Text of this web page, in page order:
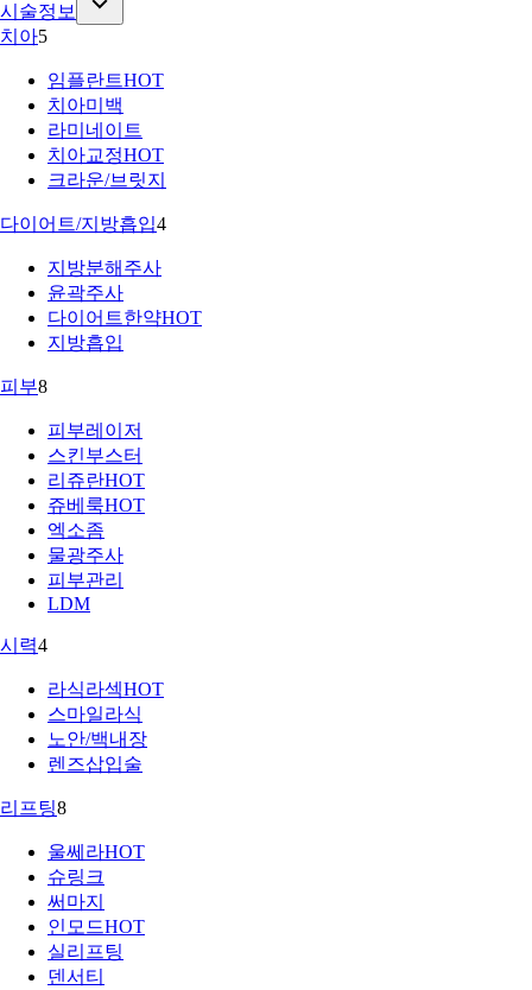
시술정보
치아5
임플란트HOT
치아미백
라미네이트
치아교정HOT
크라운/브릿지
다이어트/지방흡입4
지방분해주사
윤곽주사
다이어트한약HOT
지방흡입
피부8
피부레이저
스킨부스터
리쥬란HOT
쥬베룩HOT
엑소좀
물광주사
피부관리
LDM
시력4
라식라섹HOT
스마일라식
노안/백내장
렌즈삽입술
리프팅8
울쎄라HOT
슈링크
써마지
인모드HOT
실리프팅
덴서티